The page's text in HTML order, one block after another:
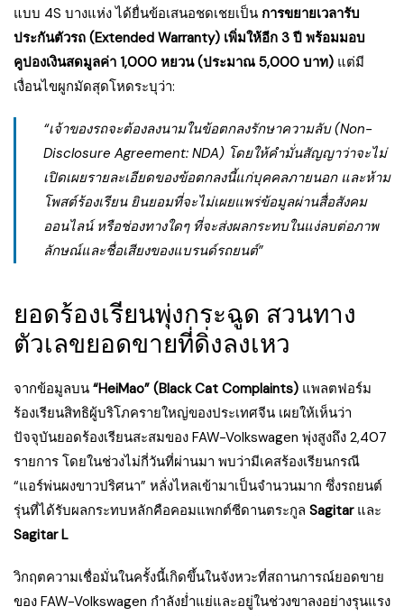
แบบ 4S บางแห่ง ได้ยื่นข้อเสนอชดเชยเป็น การขยายเวลารับ
ประกันตัวรถ (Extended Warranty) เพิ่มให้อีก 3 ปี พร้อมมอบ
คูปองเงินสดมูลค่า 1,000 หยวน (ประมาณ 5,000 บาท) แต่มี
เงื่อนไขผูกมัดสุดโหดระบุว่า:
“เจ้าของรถจะต้องลงนามในข้อตกลงรักษาความลับ (Non-
Disclosure Agreement: NDA) โดยให้คำมั่นสัญญาว่าจะไม่
เปิดเผยรายละเอียดของข้อตกลงนี้แก่บุคคลภายนอก และห้าม
โพสต์ร้องเรียน ยินยอมที่จะไม่เผยแพร่ข้อมูลผ่านสื่อสังคม
ออนไลน์ หรือช่องทางใดๆ ที่จะส่งผลกระทบในแง่ลบต่อภาพ
ลักษณ์และชื่อเสียงของแบรนด์รถยนต์”
ยอดร้องเรียนพุ่งกระฉูด สวนทาง
ตัวเลขยอดขายที่ดิ่งลงเหว
จากข้อมูลบน “HeiMao” (Black Cat Complaints) แพลตฟอร์ม
ร้องเรียนสิทธิผู้บริโภครายใหญ่ของประเทศจีน เผยให้เห็นว่า
ปัจจุบันยอดร้องเรียนสะสมของ FAW-Volkswagen พุ่งสูงถึง 2,407
รายการ โดยในช่วงไม่กี่วันที่ผ่านมา พบว่ามีเคสร้องเรียนกรณี
“แอร์พ่นผงขาวปริศนา” หลั่งไหลเข้ามาเป็นจำนวนมาก ซึ่งรถยนต์
รุ่นที่ได้รับผลกระทบหลักคือคอมแพกต์ซีดานตระกูล Sagitarและ
Sagitar L
วิกฤตความเชื่อมั่นในครั้งนี้เกิดขึ้นในจังหวะที่สถานการณ์ยอดขาย
ของ FAW-Volkswagen กำลังย่ำแย่และอยู่ในช่วงขาลงอย่างรุนแรง